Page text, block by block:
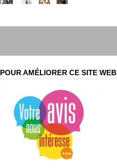
POUR AMÉLIORER CE SITE WEB